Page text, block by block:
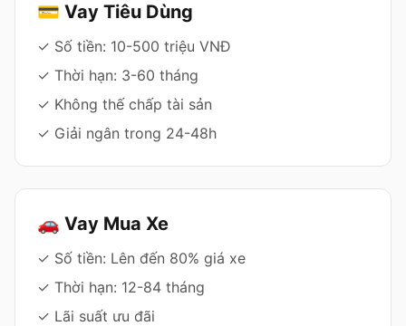
💳 Vay Tiêu Dùng
✓ Số tiền: 10-500 triệu VNĐ
✓ Thời hạn: 3-60 tháng
✓ Không thế chấp tài sản
✓ Giải ngân trong 24-48h
🚗 Vay Mua Xe
✓ Số tiền: Lên đến 80% giá xe
✓ Thời hạn: 12-84 tháng
✓ Lãi suất ưu đãi